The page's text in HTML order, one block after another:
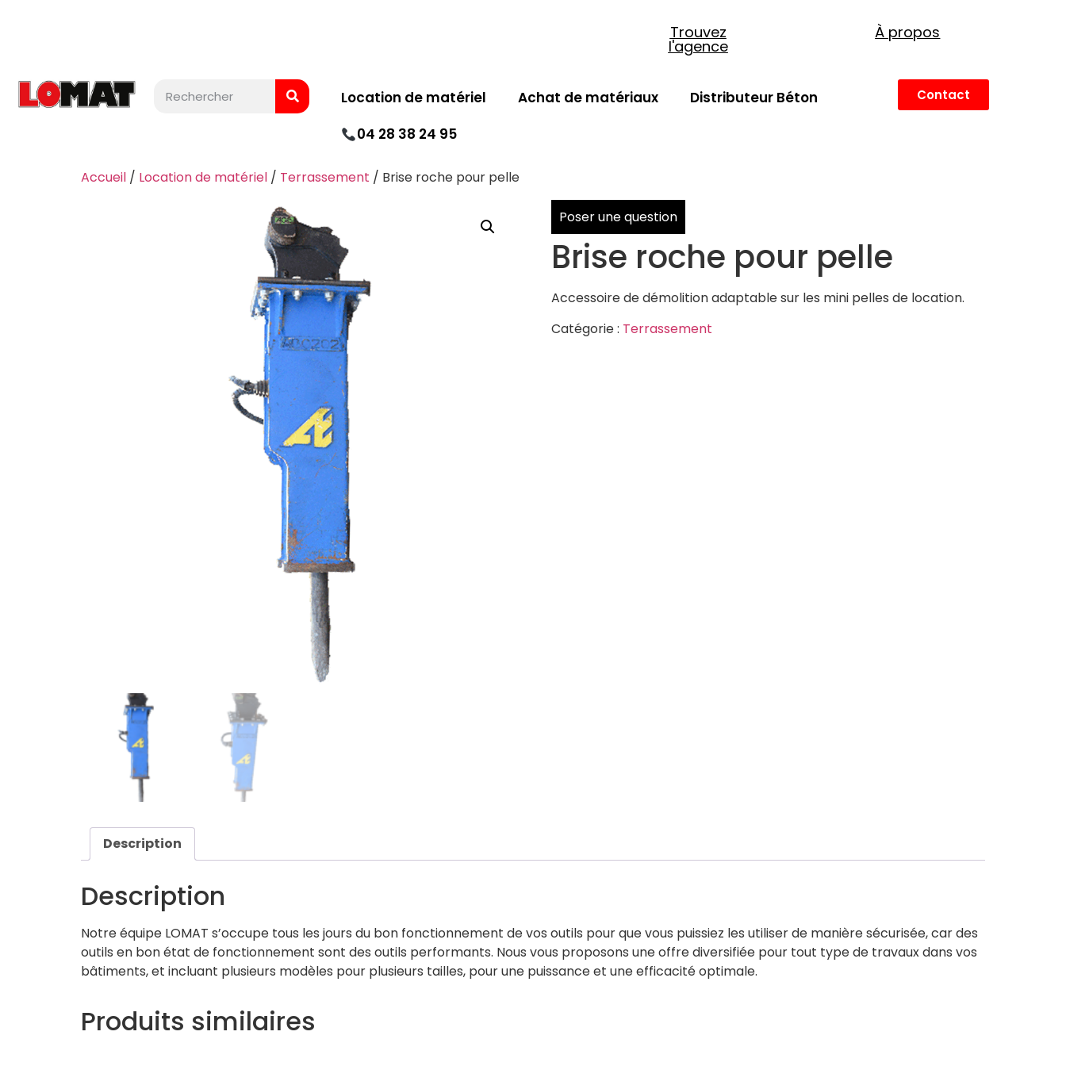
Trouvez
l'agence
À propos
Location de matériel Achat de matériaux
Distributeur Béton
04 28 38 24 95
Contact
Accueil / Location de matériel / Terrassement / Brise roche pour pelle
Poser une question
Brise roche pour pelle
Accessoire de démolition adaptable sur les mini pelles de location.
Catégorie : Terrassement
Description
Description
Notre équipe LOMAT s’occupe tous les jours du bon fonctionnement de vos outils pour que vous puissiez les utiliser de manière sécurisée, car des
outils en bon état de fonctionnement sont des outils performants. Nous vous proposons une offre diversifiée pour tout type de travaux dans vos
bâtiments, et incluant plusieurs modèles pour plusieurs tailles, pour une puissance et une efficacité optimale.
Produits similaires